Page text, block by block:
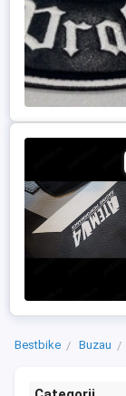
Bestbike Buzau